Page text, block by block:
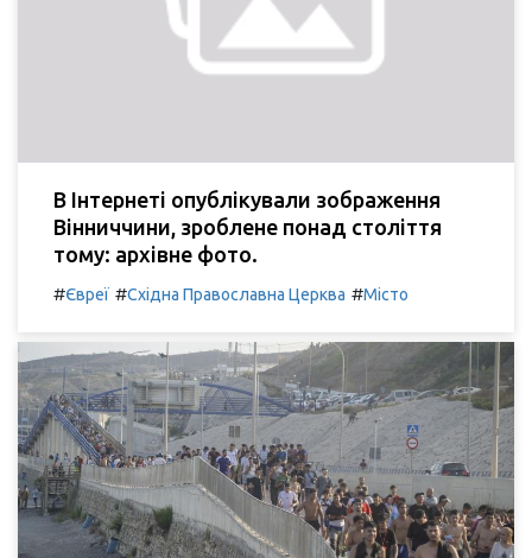
В Інтернеті опублікували зображення
Вінниччини, зроблене понад століття
тому: архівне фото.
#Євреї #Східна Православна Церква #Місто